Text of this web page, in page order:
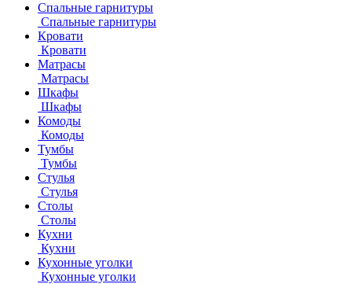
Спальные гарнитуры
Спальные гарнитуры
Кровати
Кровати
Матрасы
Матрасы
Шкафы
Шкафы
Комоды
Комоды
Тумбы
Тумбы
Стулья
Стулья
Столы
Столы
Кухни
Кухни
Кухонные уголки
Кухонные уголки